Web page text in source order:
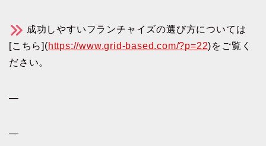
成功しやすいフランチャイズの選び方については
[こちら](https://www.grid-based.com/?p=22)をご覧く
ださい。
—
—